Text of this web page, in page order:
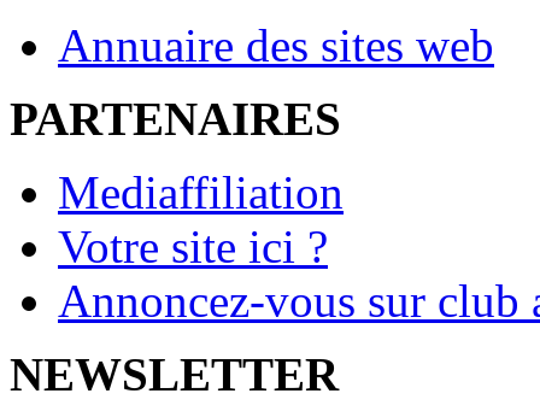
Annuaire des sites web
PARTENAIRES
Mediaffiliation
Votre site ici ?
Annoncez-vous sur
NEWSLETTER